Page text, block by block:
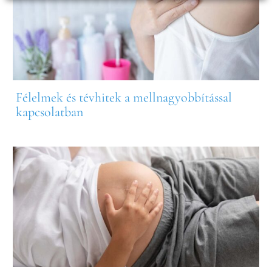
Félelmek és tévhitek a mellnagyobbítással
kapcsolatban